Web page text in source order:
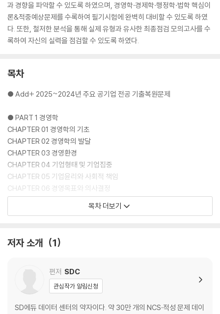
과 경향을 파악할 수 있도록 하였으며, 경영학·경제학·행정학·법학 핵심이
론&적중예상문제를 수록하여 필기시험에 완벽히 대비할 수 있도록 하였
다. 또한, 철저한 분석을 통해 실제 유형과 유사한 최종점검 모의고사를 수
록하여 자신의 실력을 점검할 수 있도록 하였다.
목차
● Add+ 2025~2024년 주요 공기업 전공 기출복원문제
● PART 1 경영학
CHAPTER 01 경영학의 기초
CHAPTER 02 경영학의 발달
CHAPTER 03 경영환경
CHAPTER 04 기업형태 및 기업집중
CHAPTER 05 기업윤리와 사회적 책임
CHAPTER 06 경영목표와 의사결정
CHAPTER 07 경영관리론
CHAPTER 08 전략수립과 전략실행
CHAPTER 11 생산관리
CHAPTER 13 경영정보
CHAPTER 14 회계
CHAPTER 15 재무관리
CHAPTER 16 적중예상문제
목차 더보기
저자 소개 1
편저 SDC
관심작가 알림신청
SD에듀 데이터 센터의 약자이다. 약 30만 개의 NCS·적성 문제 데이